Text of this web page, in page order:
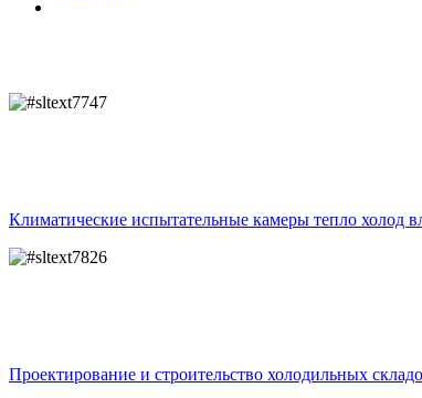
Климатические испытательные камеры тепло холод
Проектирование и строительство холодильных